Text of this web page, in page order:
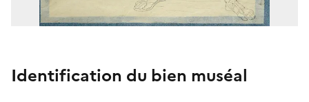
Identification du bien muséal